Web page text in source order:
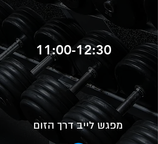
11:00-12:30
מפגש לייב דרך הזום